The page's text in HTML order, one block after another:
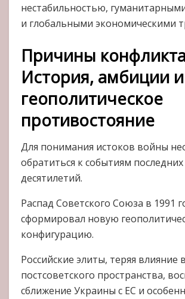
нестабильностью,
и глобальными экономическими
Причины
История, амбиции и
геополитическое
противостояние
Для понимания истоков войны
обратиться к событиям последних
десятилетий.
Распад Советского Союза в 1991
сформировал новую
конфигурацию.
Российские элиты, теряя влияние
постсоветского пространства,
сближение Украины с ЕС и